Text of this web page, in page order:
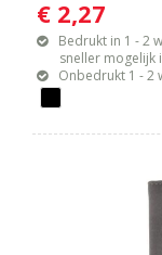
€ 2,27
Bedrukt in 1 - 2
sneller mogelijk
Onbedrukt 1 - 2